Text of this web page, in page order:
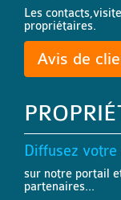
Les
propriétaires.
Avis de
Diffusez
sur notre portail
partenaires...